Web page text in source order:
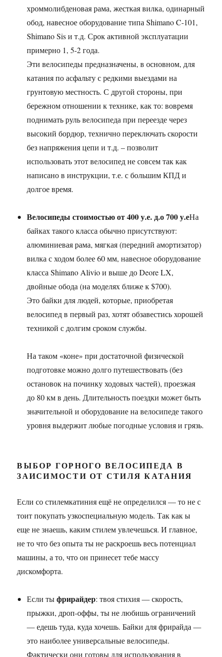
хроммолибденовая рама, жесткая вилка, одинарный
обод, навесное оборудование типа Shimano C-101,
Shimano Sis и т.д. Срок активной эксплуатации
примерно 1, 5-2 года.
Эти велосипеды предназначены, в основном, для
катания по асфальту с редкими выездами на
грунтовую местность. С другой стороны, при
бережном отношении к технике, как то: вовремя
поднимать руль велосипеда при переезде через
высокий бордюр, технично переключать скорости
без напряжения цепи и т.д. – позволит
использовать этот велосипед не совсем так как
написано в инструкции, т.е. с большим КПД и
долгое время.
Велосипеды стоимостью от 400 у.е. д.о 700 у.еНа
байках такого класса обычно присутствуют:
алюминиевая рама, мягкая (передний амортизатор)
вилка с ходом более 60 мм, навесное оборудование
класса Shimano Alivio и выше до Deore LX,
двойные обода (на моделях ближе к $700).
Это байки для людей, которые, приобретая
велосипед в первый раз, хотят обзавестись хорошей
техникой с долгим сроком службы.
На таком «коне» при достаточной физической
подготовке можно долго путешествовать (без
остановок на починку ходовых частей), проезжая
до 80 км в день. Длительность поездки может быть
значительной и оборудование на велосипеде такого
уровня выдержит любые погодные условия и грязь.
ВЫБОР ГОРНОГО ВЕЛОСИПЕДА В
ЗАИСИМОСТИ ОТ СТИЛЯ КАТАНИЯ
Если со стилемкатиния ещё не определился — то не с
тоит покупать узкоспециальную модель. Так как ы
еще не знаешь, каким стилем увлечешься. И главное,
не то что без опыта ты не раскроешь весь потенциал
машины, а то, что он принесет тебе массу
дискомфорта.
Если тыфрирайдер: твоя стихия — скорость,
прыжки, дроп-оффы, ты не любишь ограничений
— едешь туда, куда хочешь. Байки для фрирайда —
это наиболее универсальные велосипеды.
Фактически они готовы для использования в